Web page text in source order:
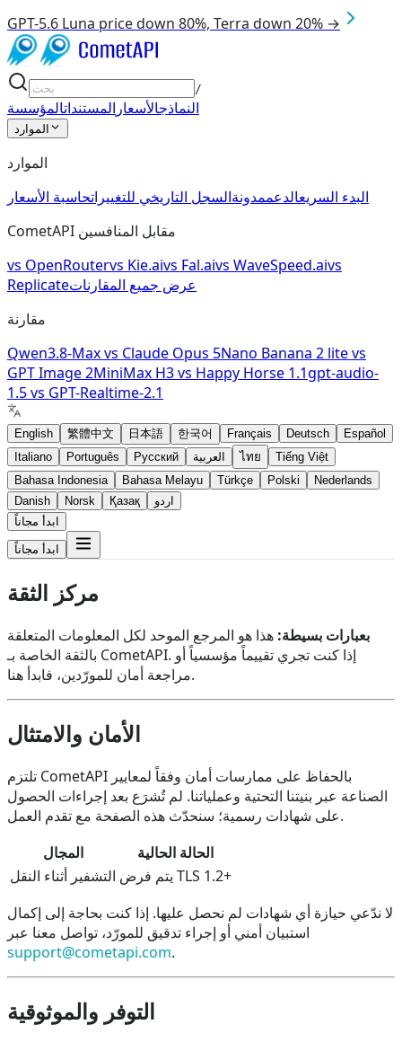
GPT-5.6 Luna price down 80%, Terra down 20% →
/
النماذجالأسعار المستنداتالمؤسسة
الموارد
الموارد
البدء السريعالدعممدونةالسجل التاريخي للتغييراتحاسبة الأسعار
CometAPI مقابل المنافسين
vs OpenRoutervs Kie.aivs Fal.aivs WaveSpeed.aivs
Replicateعرض جميع المقارنات
مقارنة
Qwen3.8-Maxvs Claude Opus 5Nano Banana 2 litevs
GPT Image 2MiniMax H3vs Happy Horse 1.1gpt-audio-
1.5vs GPT-Realtime-2.1
English 繁體中文 日本語 한국어 Français Deutsch
Español
Italiano
Português Русский العربية ไทย
Tiếng Việt
Bahasa Indonesia
Bahasa Melayu Türkçe Polski
Nederlands
Danish
Norsk Қазақ
اردو
ابدأ مجاناً
ابدأ مجاناً
مركز الثقة
بعبارات بسيطة: هذا هو المرجع الموحد لكل المعلومات المتعلقة
بالثقة الخاصة بـ CometAPI. إذا كنت تجري تقييماً مؤسسياً أو
مراجعة أمان للمورّدين، فابدأ هنا.
الأمان والامتثال
تلتزم CometAPI بالحفاظ على ممارسات أمان وفقاً لمعايير
الصناعة عبر بنيتنا التحتية وعملياتنا. لم تُشرَع بعد إجراءات الحصول
على شهادات رسمية؛ سنحدّث هذه الصفحة مع تقدم العمل.
المجال
الحالة الحالية
التشفير أثناء النقل
يتم فرض TLS 1.2+
لا ندّعي حيازة أي شهادات لم نحصل عليها. إذا كنت بحاجة إلى إكمال
استبيان أمني أو إجراء تدقيق للمورّد، تواصل معنا عبر
support@cometapi.com.
التوفر والموثوقية